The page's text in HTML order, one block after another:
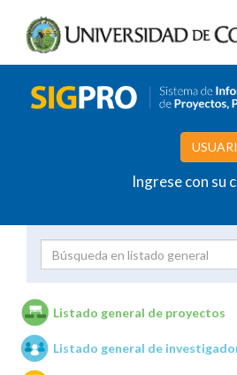
Ingrese con su
Unidades de investigación
Listado general de proyectos
Listado general de